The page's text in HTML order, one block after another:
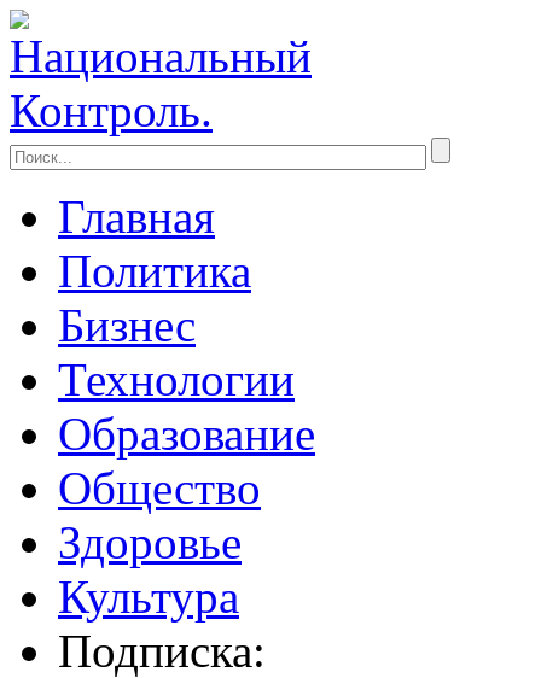
Главная
Политика
Бизнес
Технологии
Образование
Общество
Здоровье
Культура
Подписка: